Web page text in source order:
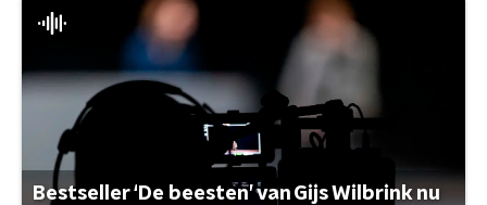
Bestseller ‘De beesten’ van Gijs Wilbrink nu